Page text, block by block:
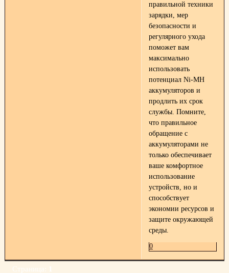
правильной техники
зарядки, мер
безопасности и
регулярного ухода
поможет вам
максимально
использовать
потенциал Ni-MH
аккумуляторов и
продлить их срок
службы. Помните,
что правильное
обращение с
аккумуляторами не
только обеспечивает
ваше комфортное
использование
устройств, но и
способствует
экономии ресурсов и
защите окружающей
среды.
0
Страница: 1